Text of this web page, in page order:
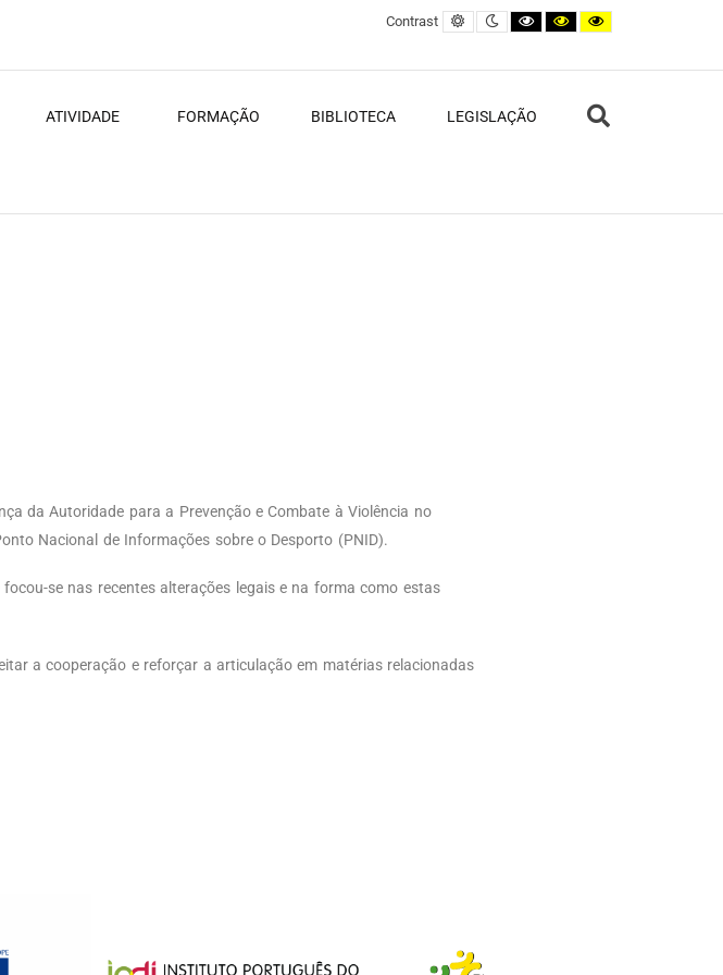
Contrast Default contrast
Night contrast
Black and White contrast
Black and Yellow
Yellow and Black
ATIVIDADE FORMAÇÃO BIBLIOTECA LEGISLAÇÃO
da Autoridade para a Prevenção e Combate à Violência no
Nacional de Informações sobre o Desporto (PNID).
se nas recentes alterações legais e na forma como estas
a cooperação e reforçar a articulação em matérias relacionadas